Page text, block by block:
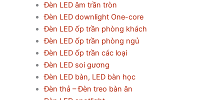
Đèn LED âm trần tròn
Đèn LED downlight One-core
Đèn LED ốp trần phòng khách
Đèn LED ốp trần phòng ngủ
Đèn LED ốp trần các loại
Đèn LED soi gương
Đèn LED bàn, LED bàn học
Đèn thả – Đèn treo bàn ăn